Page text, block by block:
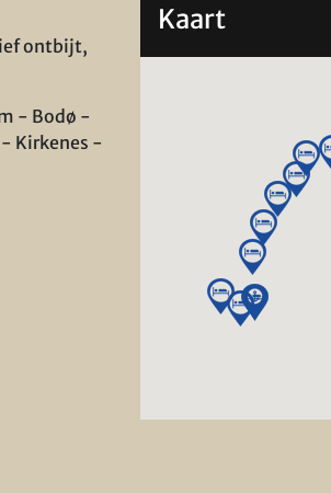
ontbijt,
- Bodø -
Kirkenes -
Kaart